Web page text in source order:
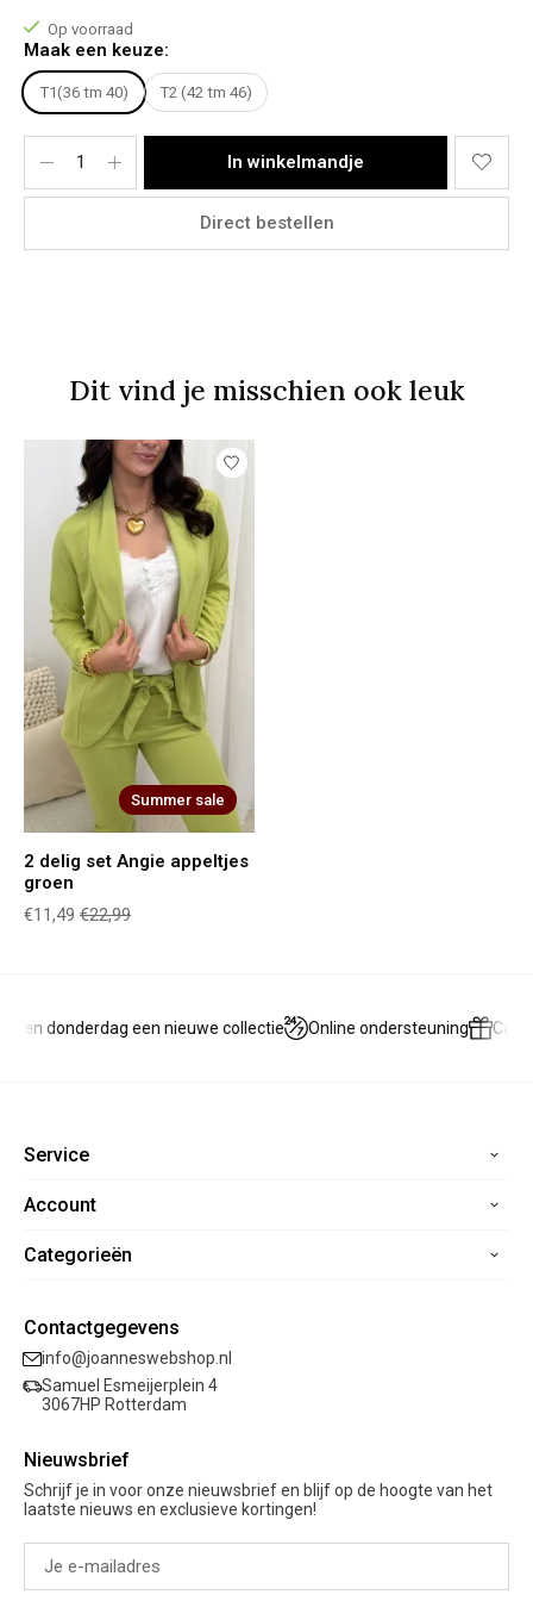
T2 = 42 T/M 46
Model Stacey:
Lichaamslengte: 1,73m
Bovenkant: M
Onderkant: 38
95% Polyester
Op voorraad
Maak een keuze:
T1(36 tm 40) T2 (42 tm 46)
In winkelmandje
Direct bestellen
Dit vind je misschien ook leuk
Items van productcarrousel
Summer sale
2 delig set Angie appeltjes
groen
€11,49 €22,99
en donderdag een nieuwe collectie Online ondersteuning
Service
Home
Veelgestelde vragen
Retourneren
Garantie
Account
Registreren
Mijn verlanglijst
Categorieën
Sale
Kleding
Schoenen
Cadeaubon
Contactgegevens
info@joanneswebshop.nl
Samuel Esmeijerplein 4
3067HP Rotterdam
Nieuwsbrief
Schrijf je in voor onze nieuwsbrief en blijf op de hoogte van het
laatste nieuws en exclusieve kortingen!